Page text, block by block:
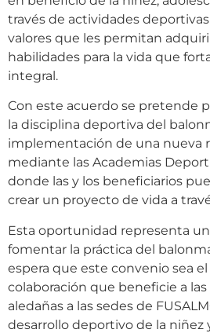
través de actividades
valores que les permitan
habilidades para la vida que
integral.
Con este acuerdo se pretende
la disciplina deportiva del
implementación de una nueva
mediante las Academias
donde las y los beneficiarios
crear un proyecto de vida a
Esta oportunidad representa
fomentar la práctica del
espera que este convenio sea
colaboración que beneficie a
aledañas a las sedes de
desarrollo deportivo de la niñez